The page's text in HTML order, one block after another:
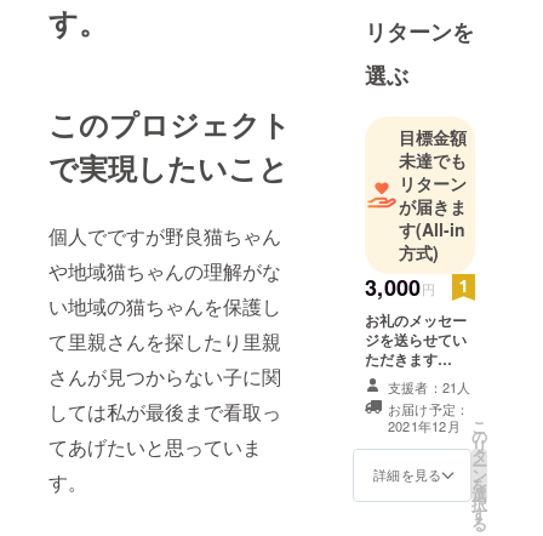
す。
このプロジェクト
で実現したいこと
個人でですが野良猫ちゃん
や地域猫ちゃんの理解がな
い地域の猫ちゃんを保護し
て里親さんを探したり里親
さんが見つからない子に関
しては私が最後まで看取っ
てあげたいと思っていま
す。
リターンを
選ぶ
目標金額
未達でも
リターン
が届きま
す(All-in
方式)
3,000円
お礼のメッセー
ジを送らせてい
ただきます
(*^^*) お願いい
たします( ^-^)ノ
∠※。.:*:・'°☆
支援者：21人
お届け予定：
2021年12月
詳細を見る
こ
の
リ
タ
ー
ン
を
選
択
す
る